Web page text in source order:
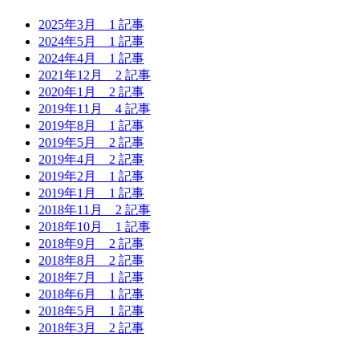
2025年3月 1 記事
2024年5月 1 記事
2024年4月 1 記事
2021年12月 2 記事
2020年1月 2 記事
2019年11月 4 記事
2019年8月 1 記事
2019年5月 2 記事
2019年4月 2 記事
2019年2月 1 記事
2019年1月 1 記事
2018年11月 2 記事
2018年10月 1 記事
2018年9月 2 記事
2018年8月 2 記事
2018年7月 1 記事
2018年6月 1 記事
2018年5月 1 記事
2018年3月 2 記事